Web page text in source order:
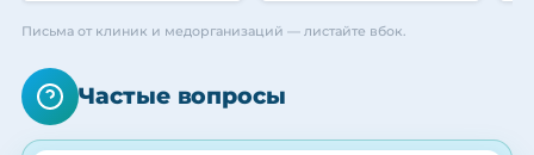
Письма от клиник и медорганизаций — листайте вбок.
Частые вопросы